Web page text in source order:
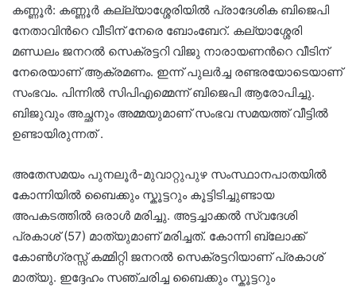
കണ്ണൂര്‍: കണ്ണൂർ കല്ല്യാശ്ശേരിയിൽ പ്രാദേശിക ബിജെപി
നേതാവിന്‍റെ വീടിന് നേരെ ബോംബേറ്. കല്യാശ്ശേരി
മണ്ഡലം ജനറൽ സെക്രട്ടറി വിജു നാരായണന്‍റെ വീടിന്
നേരെയാണ് ആക്രമണം. ഇന്ന് പുലർച്ച രണ്ടരയോടെയാണ്
സംഭവം. പിന്നിൽ സിപിഎമ്മെന്ന് ബിജെപി ആരോപിച്ചു.
ബിജുവും അച്ഛനും അമ്മയുമാണ് സംഭവ സമയത്ത് വീട്ടിൽ
ഉണ്ടായിരുന്നത് .
അതേസമയം പുനലൂർ-മുവാറ്റുപുഴ സംസ്ഥാനപാതയിൽ
കോന്നിയിൽ ബൈക്കും സ്കൂട്ടറും കൂട്ടിടിച്ചുണ്ടായ
അപകടത്തിൽ ഒരാൾ മരിച്ചു. അട്ടച്ചാക്കൽ സ്വദേശി
പ്രകാശ് (57) മാത്യുമാണ് മരിച്ചത്. കോന്നി ബ്ലോക്ക്
കോൺഗ്രസ്സ് കമ്മിറ്റി ജനറൽ സെക്രട്ടറിയാണ് പ്രകാശ്
മാത്യു. ഇദ്ദേഹം സഞ്ചരിച്ച ബൈക്കും സ്കൂട്ടറും